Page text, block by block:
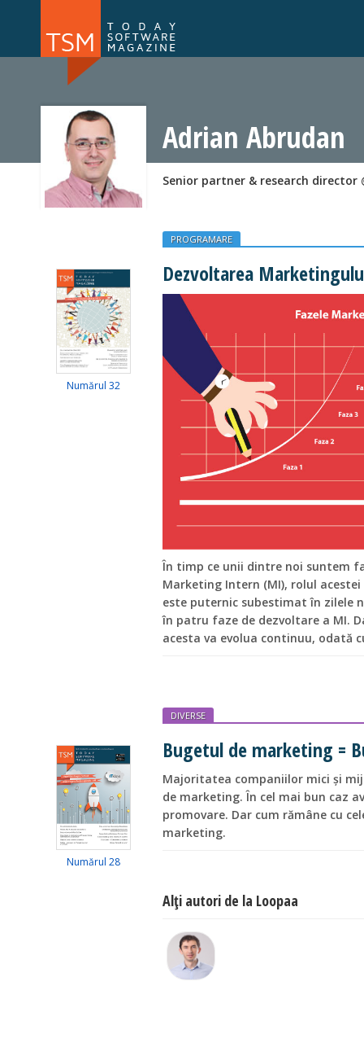
NOU
Adrian Abrudan
Senior partner & research director
Numărul 32
PROGRAMARE
Dezvoltarea
În timp ce unii dintre noi suntem
Marketing Intern (MI), rolul
este puternic subestimat în zilele
în patru faze de dezvoltare a MI.
acesta va evolua continuu, odată
Numărul 28
DIVERSE
Bugetul de marketing =
Majoritatea companiilor mici și
de marketing. În cel mai bun caz
promovare. Dar cum rămâne cu
marketing.
Alţi autori de la Loopaa